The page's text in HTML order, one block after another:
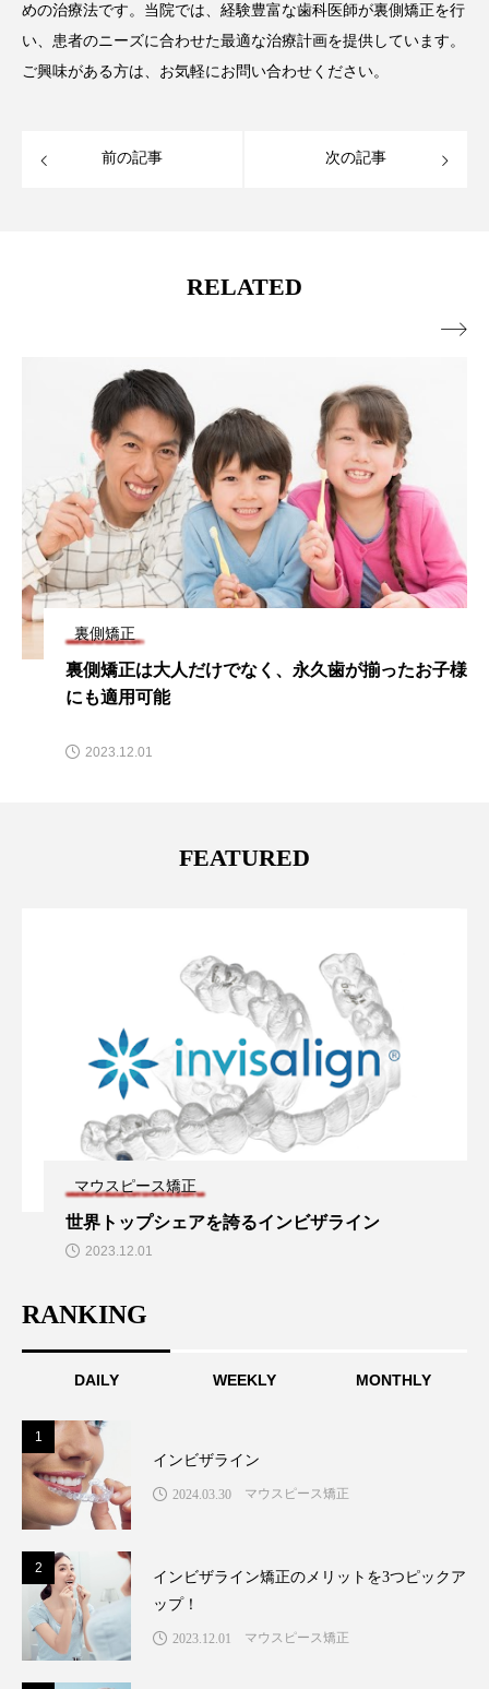
めの治療法です。当院では、経験豊富な歯科医師が裏側矯正を行
い、患者のニーズに合わせた最適な治療計画を提供しています。
ご興味がある方は、お気軽にお問い合わせください。
前の記事 次の記事
RELATED
裏側矯正
裏側矯正は大人だけでなく、永久歯が揃ったお子様
にも適用可能
2023.12.01

FEATURED
マウスピース矯正
世界トップシェアを誇るインビザライン
2023.12.01
RANKING
DAILY WEEKLY MONTHLY
1
インビザライン
2024.03.30 マウスピース矯正
2
インビザライン矯正のメリットを3つピックア
ップ！
2023.12.01 マウスピース矯正